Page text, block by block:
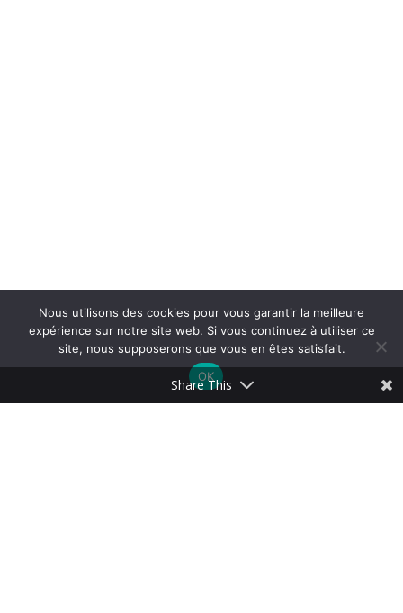
Share This
Nous utilisons des cookies pour vous garantir la meilleure
expérience sur notre site web. Si vous continuez à utiliser ce
site, nous supposerons que vous en êtes satisfait.
OK